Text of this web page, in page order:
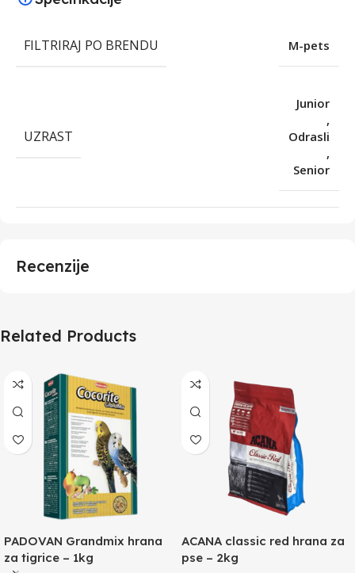
FILTRIRAJ PO BRENDU M-pets
UZRAST
Junior
,
Odrasli
,
Senior
Recenzije
Related Products
PADOVAN Grandmix hrana
za tigrice – 1kg
ACANA classic red hrana za
pse – 2kg